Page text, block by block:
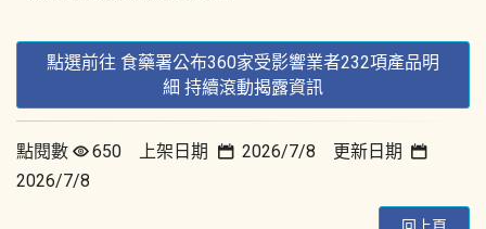
點選前往 食藥署公布360家受影響業者232項產品明
細 持續滾動揭露資訊
點閱數 650 上架日期
2026/7/8 更新日期
2026/7/8